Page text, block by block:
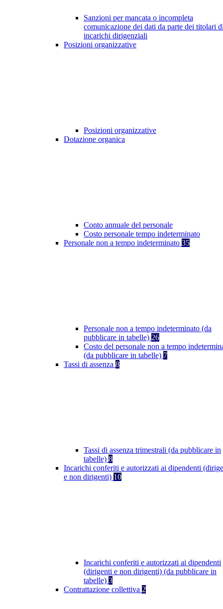
Sanzioni per mancata o incompleta
comunicazione dei dati da parte dei titolari
incarichi dirigenziali
Posizioni organizzative
Posizioni organizzative
Dotazione organica
Conto annuale del personale
Costo personale tempo indeterminato
Personale non a tempo indeterminato 35
Personale non a tempo indeterminato (da
pubblicare in tabelle) 26
Costo del personale non a tempo
(da pubblicare in tabelle) 7
Tassi di assenza 8
Tassi di assenza trimestrali (da pubblicare in
tabelle) 8
Incarichi conferiti e autorizzati ai dipendenti
e non dirigenti) 10
Incarichi conferiti e autorizzati ai dipendenti
(dirigenti e non dirigenti) (da pubblicare in
tabelle) 3
Contrattazione collettiva 2